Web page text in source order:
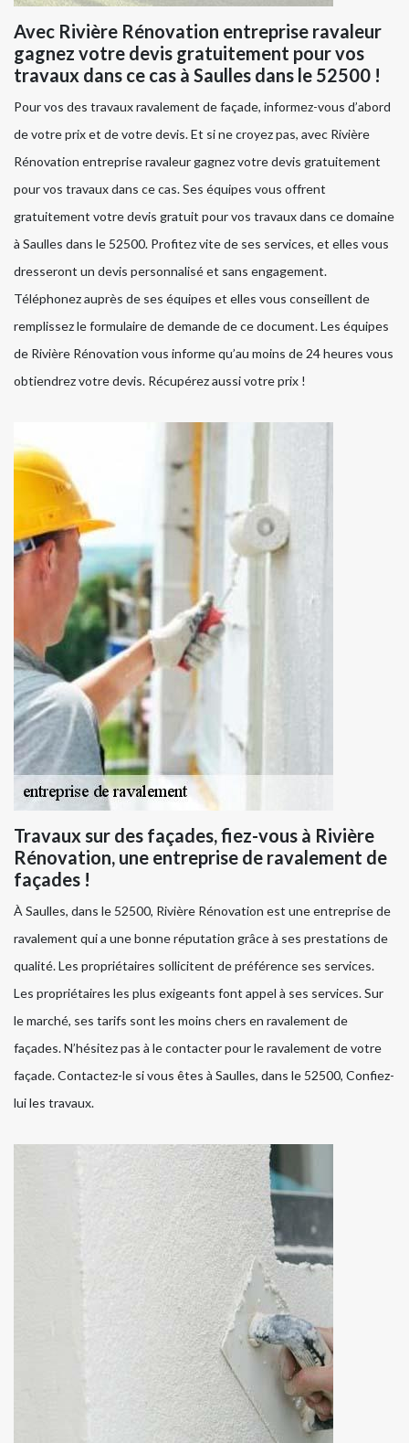
Avec Rivière Rénovation entreprise ravaleur
gagnez votre devis gratuitement pour vos
travaux dans ce cas à Saulles dans le 52500 !
Pour vos des travaux ravalement de façade, informez-vous d’abord
de votre prix et de votre devis. Et si ne croyez pas, avec Rivière
Rénovation entreprise ravaleur gagnez votre devis gratuitement
pour vos travaux dans ce cas. Ses équipes vous offrent
gratuitement votre devis gratuit pour vos travaux dans ce domaine
à Saulles dans le 52500. Profitez vite de ses services, et elles vous
dresseront un devis personnalisé et sans engagement.
Téléphonez auprès de ses équipes et elles vous conseillent de
remplissez le formulaire de demande de ce document. Les équipes
de Rivière Rénovation vous informe qu’au moins de 24 heures vous
obtiendrez votre devis. Récupérez aussi votre prix !
Travaux sur des façades, fiez-vous à Rivière
Rénovation, une entreprise de ravalement de
façades !
À Saulles, dans le 52500, Rivière Rénovation est une entreprise de
ravalement qui a une bonne réputation grâce à ses prestations de
qualité. Les propriétaires sollicitent de préférence ses services.
Les propriétaires les plus exigeants font appel à ses services. Sur
le marché, ses tarifs sont les moins chers en ravalement de
façades. N’hésitez pas à le contacter pour le ravalement de votre
façade. Contactez-le si vous êtes à Saulles, dans le 52500, Confiez-
lui les travaux.